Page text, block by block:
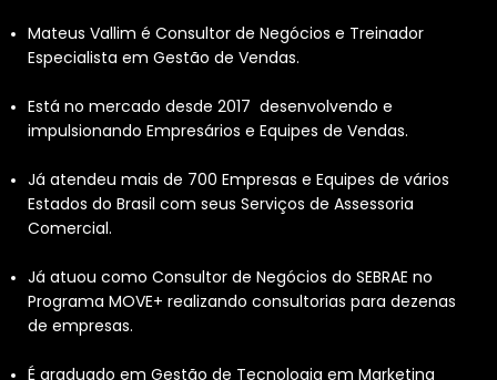
Mateus Vallim é Consultor de Negócios e Treinador
Especialista em Gestão de Vendas.
Está no mercado desde 2017 desenvolvendo e
impulsionando Empresários e Equipes de Vendas.
Já atendeu mais de 700 Empresas e Equipes de vários
Estados do Brasil com seus Serviços de Assessoria
Comercial.
Já atuou como Consultor de Negócios do SEBRAE no
Programa MOVE+ realizando consultorias para dezenas
de empresas.
É graduado em Gestão de Tecnologia em Marketing